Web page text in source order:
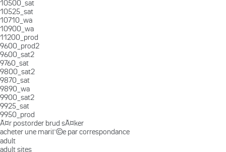
10500_sat
10525_sat
10710_wa
10900_wa
11200_prod
9600_prod2
9600_sat2
9760_sat
9800_sat2
9870_sat
9890_wa
9900_sat2
9925_sat
9950_prod
Ã¤r postorder brud sÃ¤ker
acheter une mariГ©e par correspondance
adult
adult sites